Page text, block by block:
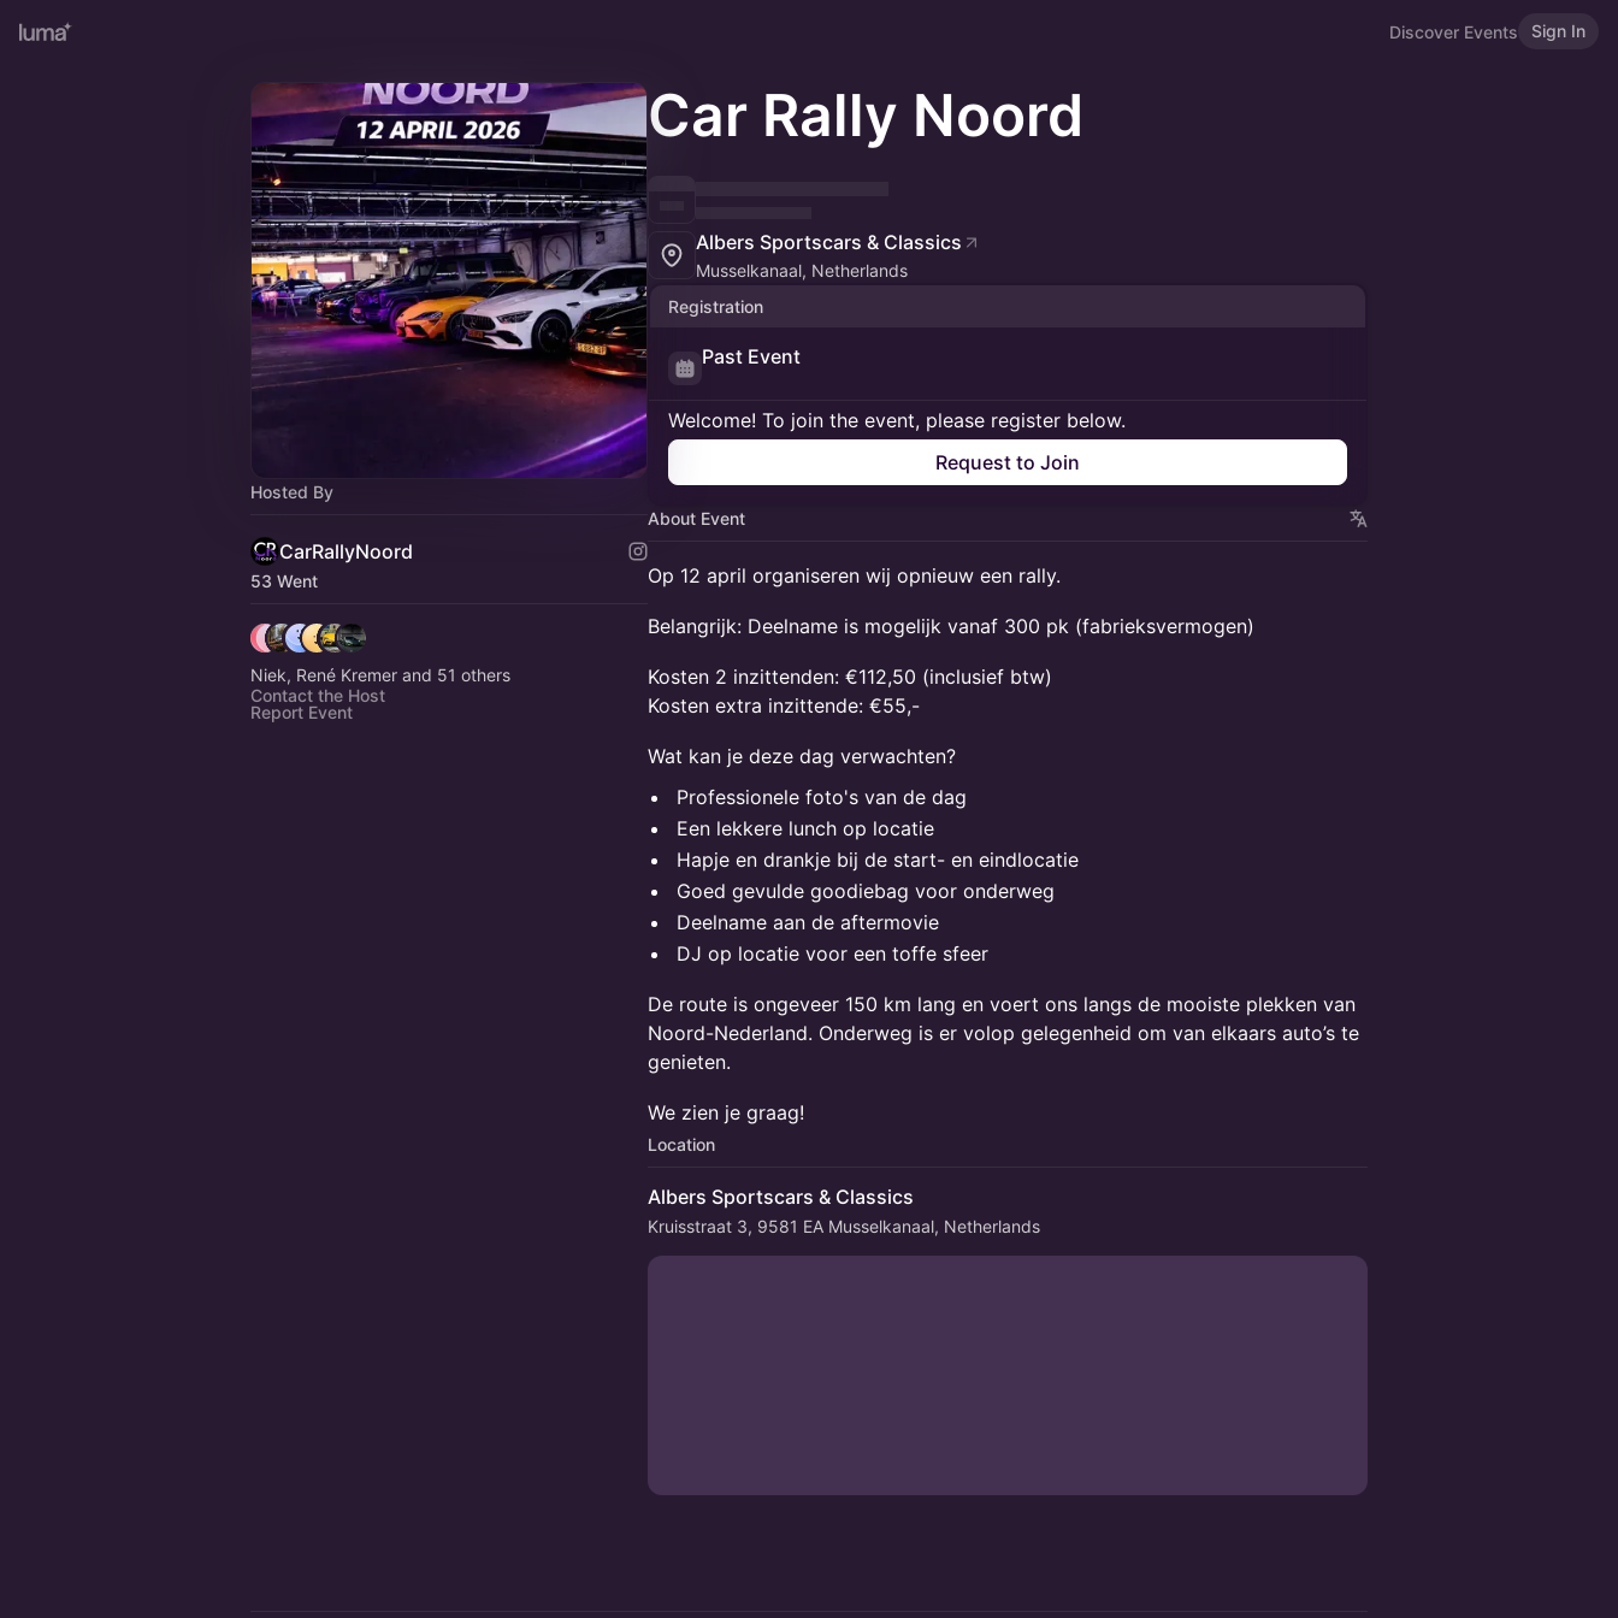
Discover Events Sign In
Hosted By
CarRallyNoord
53 Went
Niek, René Kremer and 51 others
Contact the Host
Report Event
Car Rally Noord
Albers Sportscars & Classics
Musselkanaal, Netherlands
Registration
Past Event
Welcome! To join the event, please register below.
Request to Join
About Event
​​Op 12 april organiseren wij opnieuw een rally.
​​Belangrijk: Deelname is mogelijk vanaf 300 pk (fabrieksvermogen)
Kosten 2 inzittenden: €112,50 (inclusief btw)
Kosten extra inzittende: €55,-
​​Wat kan je deze dag verwachten?
Professionele foto's van de dag
Een lekkere lunch op locatie
Hapje en drankje bij de start- en eindlocatie
Goed gevulde goodiebag voor onderweg
Deelname aan de aftermovie
DJ op locatie voor een toffe sfeer
De route is ongeveer 150 km lang en voert ons langs de mooiste plekken van
Noord-Nederland. Onderweg is er volop gelegenheid om van elkaars auto’s te
genieten.
​​We zien je graag!
Location
Albers Sportscars & Classics
Kruisstraat 3, 9581 EA Musselkanaal, Netherlands